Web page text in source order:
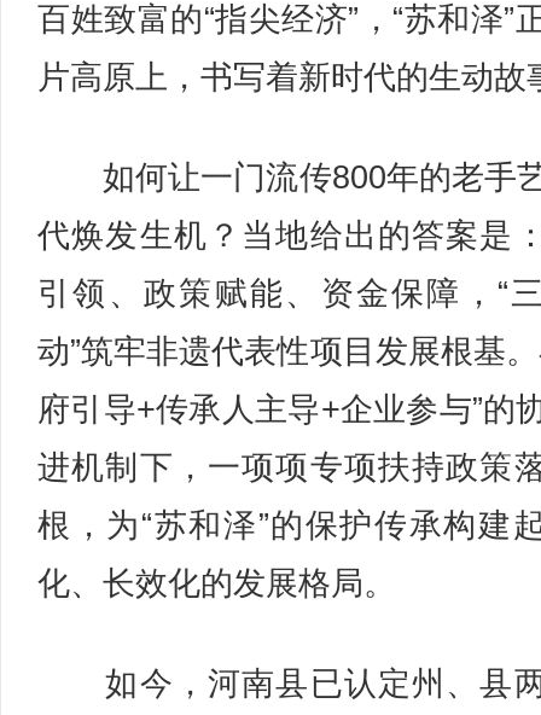
百姓致富的“指尖经济”，“苏和泽”
片高原上，书写着新时代的生动故
如何让一门流传800年的老手
代焕发生机？当地给出的答案是
引领、政策赋能、资金保障，“
动”筑牢非遗代表性项目发展根基
府引导+传承人主导+企业参与”的
进机制下，一项项专项扶持政策
根，为“苏和泽”的保护传承构建
化、长效化的发展格局。
如今，河南县已认定州、县